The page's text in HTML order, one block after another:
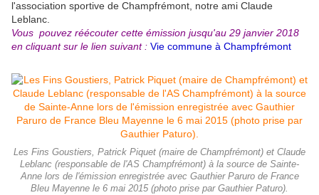
l'association sportive de Champfrémont, notre ami Claude
Leblanc.
Vous pouvez réécouter cette émission jusqu'au 29 janvier 2018
en cliquant sur le lien suivant : Vie commune à Champfrémont
Les Fins Goustiers, Patrick Piquet (maire de Champfrémont) et Claude
Leblanc (responsable de l'AS Champfrémont) à la source de Sainte-
Anne lors de l'émission enregistrée avec Gauthier Paruro de France
Bleu Mayenne le 6 mai 2015 (photo prise par Gauthier Paturo).